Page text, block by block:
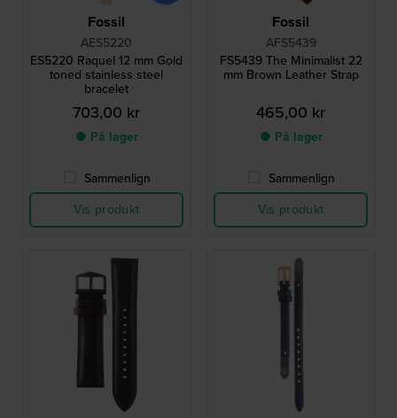
Fossil
AES5220
ES5220 Raquel 12 mm Gold
toned stainless steel
bracelet
703,00 kr
● På lager
Sammenlign
Vis produkt
Fossil
AFS5439
FS5439 The Minimalist 22
mm Brown Leather Strap
465,00 kr
● På lager
Sammenlign
Vis produkt